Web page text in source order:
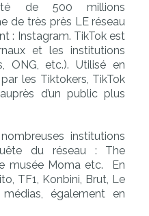
de 500 millions
de très près LE réseau
: Instagram. TikTok est
et les institutions
ONG, etc.). Utilisé en
les Tiktokers, TikTok
d’un public plus
institutions
du réseau : The
musée Moma etc. En
TF1, Konbini, Brut, Le
également en